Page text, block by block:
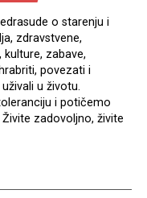
o starenju i
zdravstvene,
zabave,
povezati i
u životu.
i potičemo
zadovoljno, živite